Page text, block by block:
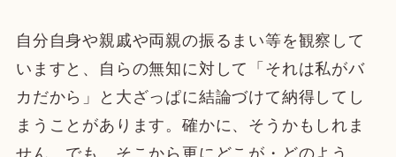
自分自身や親戚や両親の振るまい等を観察して
いますと、自らの無知に対して「それは私がバ
カだから」と大ざっぱに結論づけて納得してし
まうことがあります。確かに、そうかもしれま
せん。でも、そこから更にどこが・どのよう